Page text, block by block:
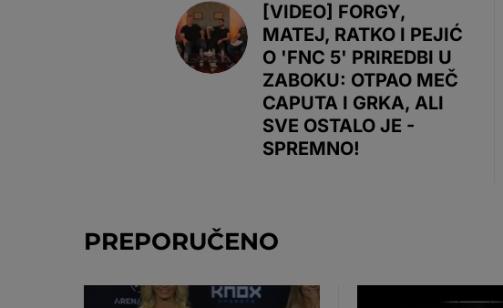
[VIDEO] FORGY,
MATEJ, RATKO I PEJIĆ
O 'FNC 5' PRIREDBI U
ZABOKU: OTPAO MEČ
CAPUTA I GRKA, ALI
SVE OSTALO JE -
SPREMNO!
PREPORUČENO